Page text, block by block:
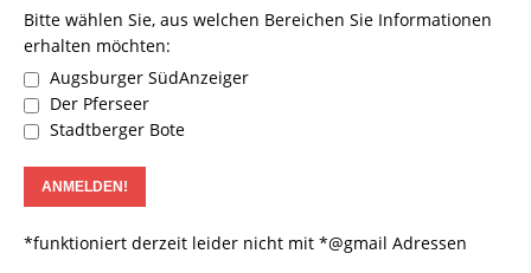
Bitte wählen Sie, aus welchen Bereichen Sie Informationen
erhalten möchten:
Augsburger SüdAnzeiger
Der Pferseer
Stadtberger Bote
*funktioniert derzeit leider nicht mit *@gmail Adressen